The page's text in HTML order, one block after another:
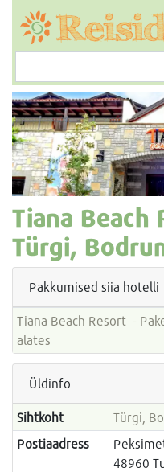
Tiana Beach
Türgi,
Pakkumised siia hotelli
Tiana Beach Resort -
alates
Üldinfo
Sihtkoht
Türgi,
Postiaadress
48960